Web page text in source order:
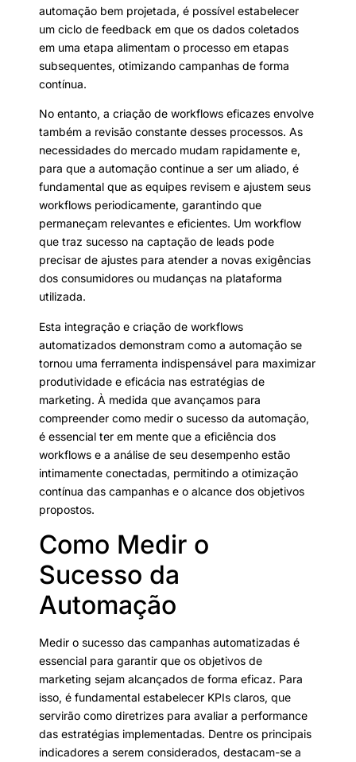
automação bem projetada, é possível estabelecer
um ciclo de feedback em que os dados coletados
em uma etapa alimentam o processo em etapas
subsequentes, otimizando campanhas de forma
contínua.
No entanto, a criação de workflows eficazes envolve
também a revisão constante desses processos. As
necessidades do mercado mudam rapidamente e,
para que a automação continue a ser um aliado, é
fundamental que as equipes revisem e ajustem seus
workflows periodicamente, garantindo que
permaneçam relevantes e eficientes. Um workflow
que traz sucesso na captação de leads pode
precisar de ajustes para atender a novas exigências
dos consumidores ou mudanças na plataforma
utilizada.
Esta integração e criação de workflows
automatizados demonstram como a automação se
tornou uma ferramenta indispensável para maximizar
produtividade e eficácia nas estratégias de
marketing. À medida que avançamos para
compreender como medir o sucesso da automação,
é essencial ter em mente que a eficiência dos
workflows e a análise de seu desempenho estão
intimamente conectadas, permitindo a otimização
contínua das campanhas e o alcance dos objetivos
propostos.
Como Medir o
Sucesso da
Automação
Medir o sucesso das campanhas automatizadas é
essencial para garantir que os objetivos de
marketing sejam alcançados de forma eficaz. Para
isso, é fundamental estabelecer KPIs claros, que
servirão como diretrizes para avaliar a performance
das estratégias implementadas. Dentre os principais
indicadores a serem considerados, destacam-se a